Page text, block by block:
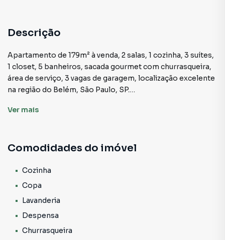
Descrição
Apartamento de 179m² à venda, 2 salas, 1 cozinha, 3 suítes,
1 closet, 5 banheiros, sacada gourmet com churrasqueira,
área de serviço, 3 vagas de garagem, localização excelente
na região do Belém, São Paulo, SP.
Sala de Estar e Jantar:
janelas proporcionam muita luz natural e ventilação,
em gesso, eleva o estilo do ambiente. Aqui, você poderá
criar um espaço aconchegante e elegante para conviver
Cozinha:
A cozinha é um verdadeiro destaque, moderna e equipada
Ver mais
Comodidades do imóvel
Cozinha
Copa
Lavanderia
Despensa
Churrasqueira